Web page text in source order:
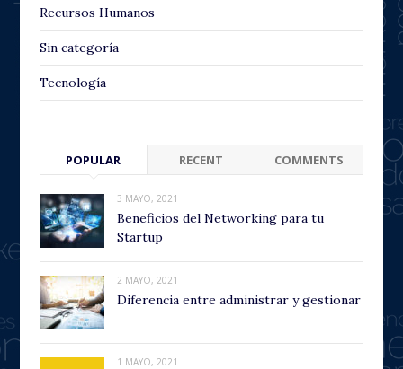
Recursos Humanos
Sin categoría
Tecnología
POPULAR RECENT COMMENTS
3 MAYO, 2021
Beneficios del Networking para tu
Startup
2 MAYO, 2021
Diferencia entre administrar y gestionar
1 MAYO, 2021